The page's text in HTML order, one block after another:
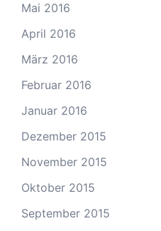
Mai 2016
April 2016
März 2016
Februar 2016
Januar 2016
Dezember 2015
November 2015
Oktober 2015
September 2015